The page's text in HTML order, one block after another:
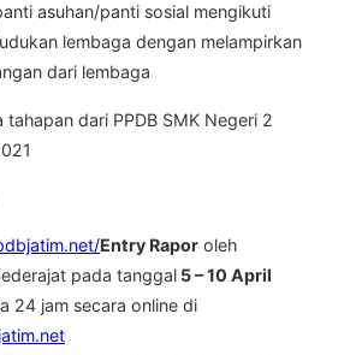
asuhan/panti sosial mengikuti
lembaga dengan melampirkan
dari lembaga
tahapan dari PPDB SMK Negeri 2
Entry Rapor oleh
pada tanggal 5 – 10 April
24 jam secara online di